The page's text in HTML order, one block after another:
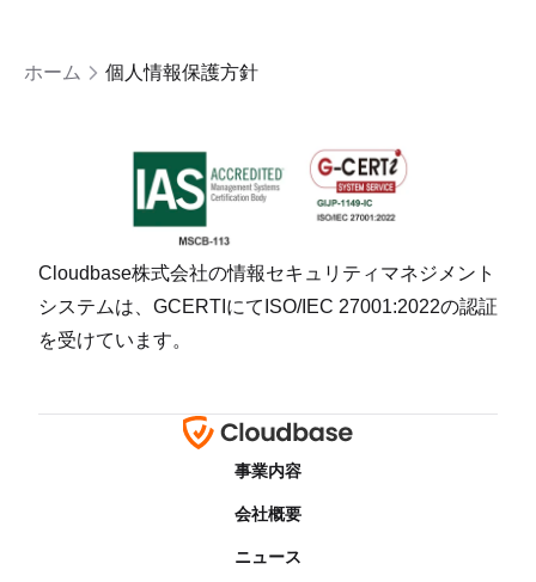
ホーム 個人情報保護方針
Cloudbase株式会社の情報セキュリティマネジメント
システムは、GCERTIにてISO/IEC 27001:2022の認証
を受けています。
事業内容
会社概要
ニュース